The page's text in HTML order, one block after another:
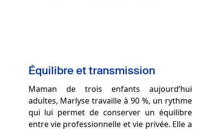
Équilibre et transmission
Maman de trois enfants aujourd’hui
adultes, Marlyse travaille à 90 %, un rythme
qui lui permet de conserver un équilibre
entre vie professionnelle et vie privée. Elle a